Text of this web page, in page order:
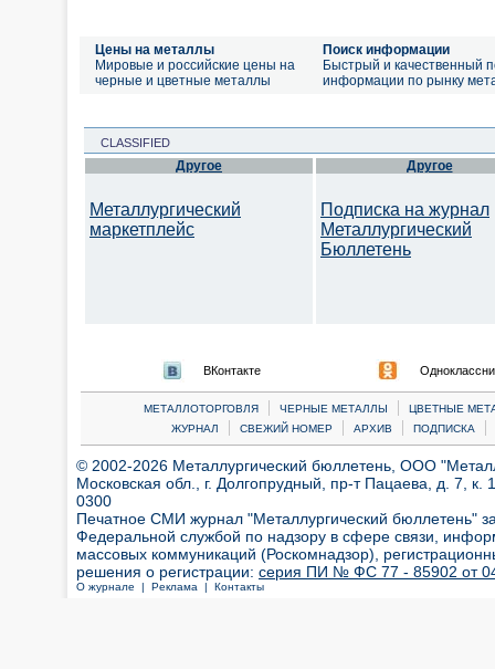
Цены на металлы
Мировые и российские цены на
черные и цветные металлы
Поиск информации
Быстрый и качественный
информации по рынку
CLASSIFIED
Другое
Металлургический
маркетплейс
Другое
Подписка на журнал
Металлургический
Бюллетень
ВКонтакте
МЕТАЛЛОТОРГОВЛЯ | ЧЕРНЫЕ МЕТАЛЛЫ |
ЦВЕТНЫЕ
ЖУРНАЛ
| СВЕЖИЙ НОМЕР | АРХИВ | ПОДПИСКА |
© 2002-2026 Металлургический бюллетень, ООО
Московская обл., г. Долгопрудный, пр-т Пацаева, д. 7,
0300
Печатное СМИ журнал "Металлургический бюллетень"
Федеральной службой по надзору в сфере связи,
массовых коммуникаций (Роскомнадзор),
решения о регистрации: серия ПИ № ФС 77 - 85902 от 04
О журнале | Реклама | Контакты